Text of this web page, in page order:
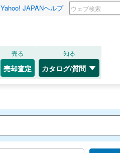
Yahoo! JAPANヘルプ
売る
売却査定
知る
カタログ/質問